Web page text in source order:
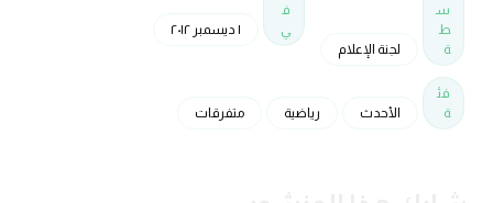
س
ط
ة
لجنة الإعلام
ف
ي
١ ديسمبر ٢٠١٢
فئ
ة
الأحدث رياضية متفرقات